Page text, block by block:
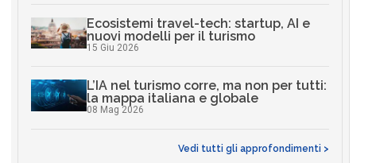
Ecosistemi travel-tech: startup, AI e
nuovi modelli per il turismo
15 Giu 2026
L’IA nel turismo corre, ma non per tutti:
la mappa italiana e globale
08 Mag 2026
Vedi tutti gli approfondimenti >